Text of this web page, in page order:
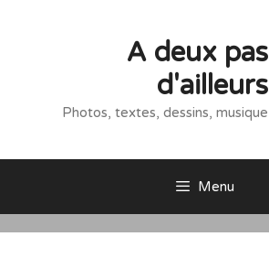
A deux pas
d'ailleurs
Photos, textes, dessins, musique
Menu